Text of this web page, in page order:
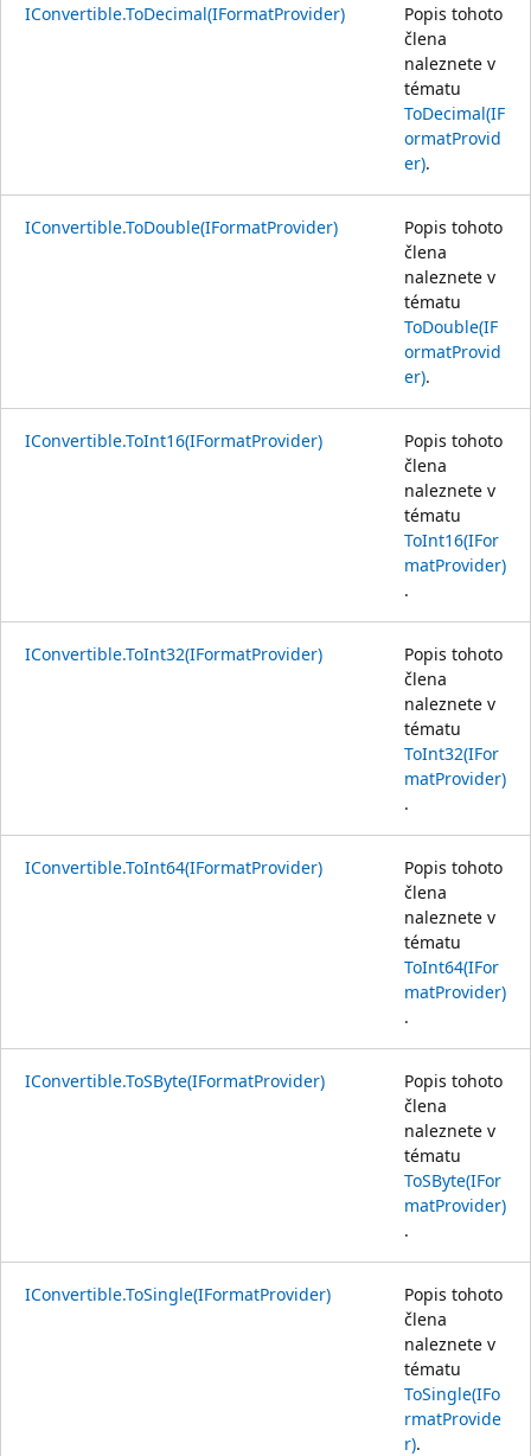
IConvertible.ToDecimal(IFormatProvider)
Popis tohoto
člena
naleznete v
tématu
ToDecimal(IF
ormatProvid
er).
IConvertible.ToDouble(IFormatProvider)
Popis tohoto
člena
naleznete v
tématu
ToDouble(IF
ormatProvid
er).
IConvertible.ToInt16(IFormatProvider)
Popis tohoto
člena
naleznete v
tématu
ToInt16(IFor
matProvider)
.
IConvertible.ToInt32(IFormatProvider)
Popis tohoto
člena
naleznete v
tématu
ToInt32(IFor
matProvider)
.
IConvertible.ToInt64(IFormatProvider)
Popis tohoto
člena
naleznete v
tématu
ToInt64(IFor
matProvider)
.
IConvertible.ToSByte(IFormatProvider)
Popis tohoto
člena
naleznete v
tématu
ToSByte(IFor
matProvider)
.
IConvertible.ToSingle(IFormatProvider)
Popis tohoto
člena
naleznete v
tématu
ToSingle(IFo
rmatProvide
r).